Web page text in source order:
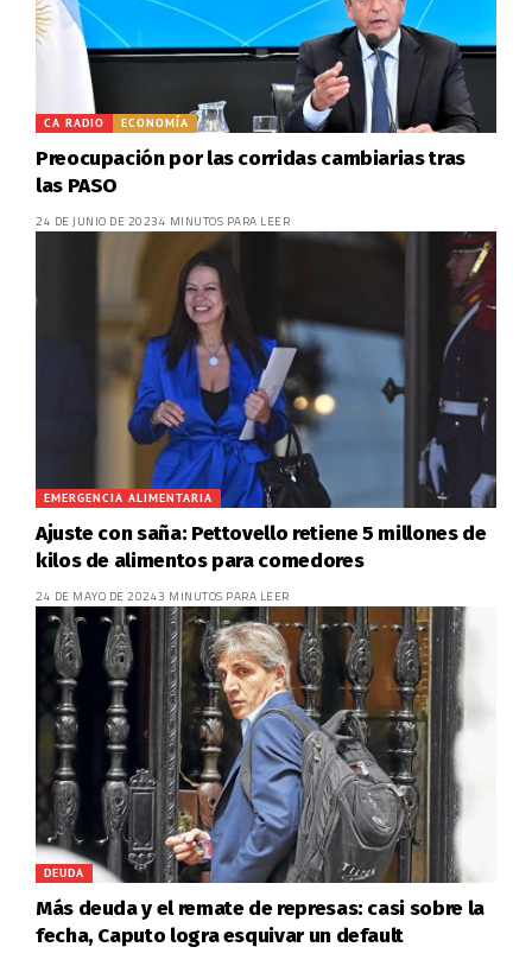
CA RADIO ECONOMÍA
Preocupación por las corridas cambiarias tras
las PASO
24 DE JUNIO DE 20234 MINUTOS PARA LEER
EMERGENCIA ALIMENTARIA
Ajuste con saña: Pettovello retiene 5 millones de
kilos de alimentos para comedores
24 DE MAYO DE 20243 MINUTOS PARA LEER
DEUDA
Más deuda y el remate de represas: casi sobre la
fecha, Caputo logra esquivar un default